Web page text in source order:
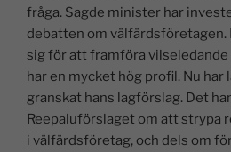
fråga. Sagde minister har
debatten om välfärdsföretagen.
sig för att framföra
har en mycket hög profil. Nu har
granskat hans lagförslag. Det
Reepaluförslaget om att strypa
i välfärdsföretag, och dels om